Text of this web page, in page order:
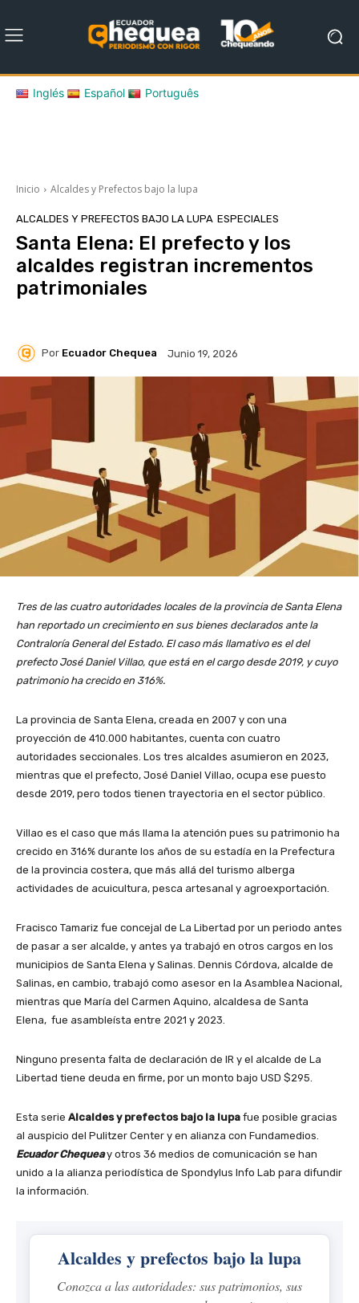
Inglés Español Português
Inicio Alcaldes y Prefectos bajo la lupa
ALCALDES Y PREFECTOS BAJO LA LUPA ESPECIALES
Santa Elena: El prefecto y los
alcaldes registran incrementos
patrimoniales
Por Ecuador Chequea Junio 19, 2026
Tres de las cuatro autoridades locales de la provincia de Santa Elena
han reportado un crecimiento en sus bienes declarados ante la
Contraloría General del Estado. El caso más llamativo es el del
prefecto José Daniel Villao, que está en el cargo desde 2019, y cuyo
patrimonio ha crecido en 316%.
La provincia de Santa Elena, creada en 2007 y con una
proyección de 410.000 habitantes, cuenta con cuatro
autoridades seccionales. Los tres alcaldes asumieron en 2023,
mientras que el prefecto, José Daniel Villao, ocupa ese puesto
desde 2019, pero todos tienen trayectoria en el sector público.
Villao es el caso que más llama la atención pues su patrimonio ha
crecido en 316% durante los años de su estadía en la Prefectura
de la provincia costera, que más allá del turismo alberga
actividades de acuicultura, pesca artesanal y agroexportación.
Fracisco Tamariz fue concejal de La Libertad por un periodo antes
de pasar a ser alcalde, y antes ya trabajó en otros cargos en los
municipios de Santa Elena y Salinas. Dennis Córdova, alcalde de
Salinas, en cambio, trabajó como asesor en la Asamblea Nacional,
mientras que María del Carmen Aquino, alcaldesa de Santa
Elena, fue asambleísta entre 2021 y 2023.
Ninguno presenta falta de declaración de IR y el alcalde de La
Libertad tiene deuda en firme, por un monto bajo USD $295.
Esta serie Alcaldes y prefectos bajo la lupa fue posible gracias
al auspicio del Pulitzer Center y en alianza con Fundamedios.
Ecuador Chequeay otros 36 medios de comunicación se han
unido a la alianza periodística de Spondylus Info Lab para difundir
la información.